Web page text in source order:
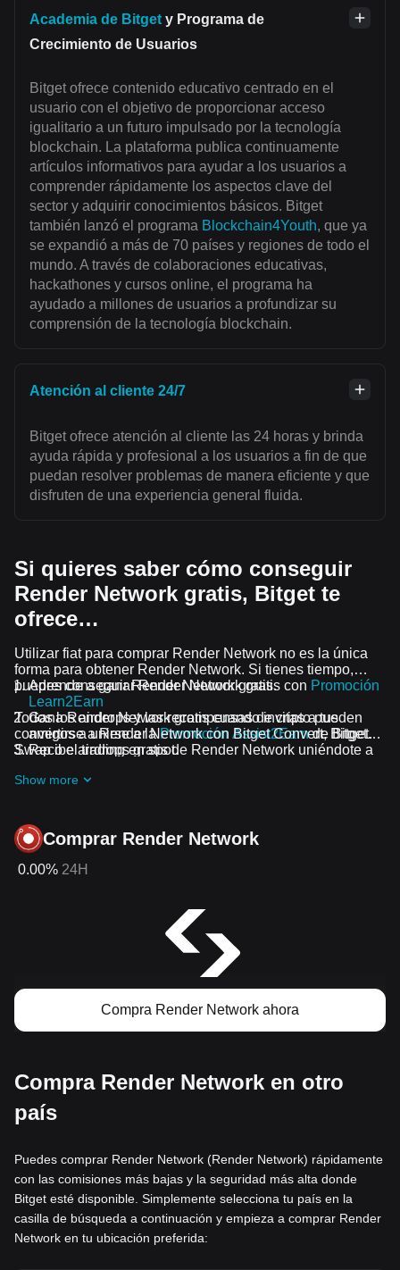
Academia de Bitget y Programa de
Crecimiento de Usuarios
Bitget ofrece contenido educativo centrado en el
usuario con el objetivo de proporcionar acceso
igualitario a un futuro impulsado por la tecnología
blockchain. La plataforma publica continuamente
artículos informativos para ayudar a los usuarios a
comprender rápidamente los aspectos clave del
sector y adquirir conocimientos básicos. Bitget
también lanzó el programa Blockchain4Youth, que ya
se expandió a más de 70 países y regiones de todo el
mundo. A través de colaboraciones educativas,
hackathones y cursos online, el programa ha
ayudado a millones de usuarios a profundizar su
comprensión de la tecnología blockchain.
Atención al cliente 24/7
Bitget ofrece atención al cliente las 24 horas y brinda
ayuda rápida y profesional a los usuarios a fin de que
puedan resolver problemas de manera eficiente y que
disfruten de una experiencia general fluida.
Si quieres saber cómo conseguir
Render Network gratis, Bitget te
ofrece…
Utilizar fiat para comprar Render Network no es la única
forma para obtener Render Network. Si tienes tiempo,
puedes conseguir Render Network gratis.
Aprende a ganar Render Network gratis con Promoción
Learn2Earn
Gana Render Network gratis cuando invitas a tus
amigos a unirse a laPromoción Assist2Earnde Bitget.
Recibe airdrops gratis de Render Network uniéndote a
Todos los airdrops y las recompensas de cripto pueden
convertirse a Render Network con Bitget Convert, Bitget
Swap o el trading en spot.
Show more
Comprar Render Network
0.00% 24H
Compra Render Network ahora
Compra Render Network en otro
país
Puedes comprar Render Network (Render Network) rápidamente
con las comisiones más bajas y la seguridad más alta donde
Bitget esté disponible. Simplemente selecciona tu país en la
casilla de búsqueda a continuación y empieza a comprar Render
Network en tu ubicación preferida: